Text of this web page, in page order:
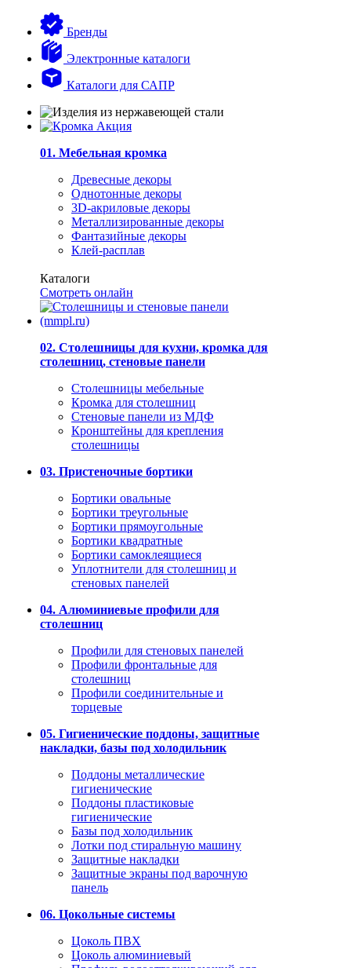
Бренды
Электронные каталоги
Каталоги для САПР
01. Мебельная кромка
Древесные декоры
Однотонные декоры
3D-акриловые декоры
Металлизированные декоры
Фантазийные декоры
Клей-расплав
Каталоги
Смотреть онлайн
02. Столешницы для кухни, кромка для
столешниц, стеновые панели
Столешницы мебельные
Кромка для столешниц
Стеновые панели из МДФ
Кронштейны для крепления
столешницы
03. Пристеночные бортики
Бортики овальные
Бортики треугольные
Бортики прямоугольные
Бортики квадратные
Бортики самоклеящиеся
Уплотнители для столешниц и
стеновых панелей
04. Алюминиевые профили для
столешниц
Профили для стеновых панелей
Профили фронтальные для
столешниц
Профили соединительные и
торцевые
05. Гигиенические поддоны, защитные
накладки, базы под холодильник
Поддоны металлические
гигиенические
Поддоны пластиковые
гигиенические
Базы под холодильник
Лотки под стиральную машину
Защитные накладки
Защитные экраны под варочную
панель
06. Цокольные системы
Цоколь ПВХ
Цоколь алюминиевый